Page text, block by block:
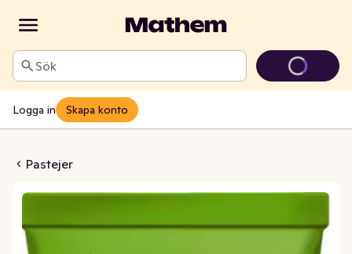
Sök
Logga in Skapa konto
Pastejer
EKO